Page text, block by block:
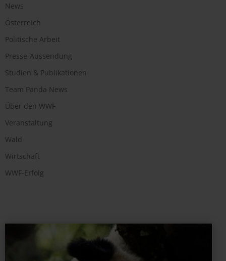
News
Österreich
Politische Arbeit
Presse-Aussendung
Studien & Publikationen
Team Panda News
Über den WWF
Veranstaltung
Wald
Wirtschaft
WWF-Erfolg